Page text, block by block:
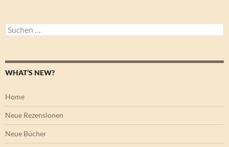
Suchen
nach:
WHAT’S NEW?
Home
Neue Rezensionen
Neue Bücher